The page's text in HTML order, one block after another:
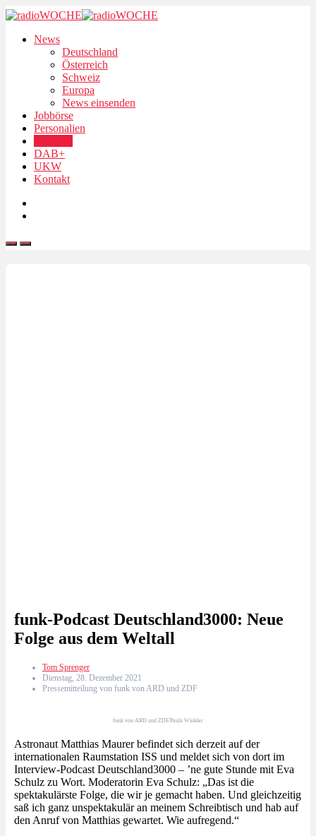
News
Deutschland
Österreich
Schweiz
Europa
News einsenden
Jobbörse
Personalien
DAB+
UKW
Kontakt
funk-Podcast Deutschland3000: Neue
Folge aus dem Weltall
Tom Sprenger
Dienstag, 28. Dezember 2021
Pressemitteilung von funk von ARD und ZDF
funk von ARD und ZDF/Paula Winkler
Astronaut Matthias Maurer befindet sich derzeit auf der
internationalen Raumstation ISS und meldet sich von dort im
Interview-Podcast Deutschland3000 – ’ne gute Stunde mit Eva
Schulz zu Wort. Moderatorin Eva Schulz: „Das ist die
spektakulärste Folge, die wir je gemacht haben. Und gleichzeitig
saß ich ganz unspektakulär an meinem Schreibtisch und hab auf
den Anruf von Matthias gewartet. Wie aufregend.“